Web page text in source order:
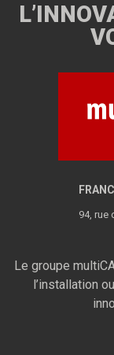
94, rue
Le groupe
l’installation